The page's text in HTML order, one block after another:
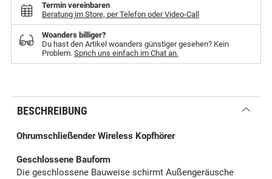
Termin vereinbaren
Beratung im Store, per Telefon oder Video-Call
Woanders billiger?
Du hast den Artikel woanders günstiger gesehen? Kein
Problem. Sprich uns einfach im Chat an.
BESCHREIBUNG
Ohrumschließender Wireless Kopfhörer
Geschlossene Bauform
Die geschlossene Bauweise schirmt Außengeräusche